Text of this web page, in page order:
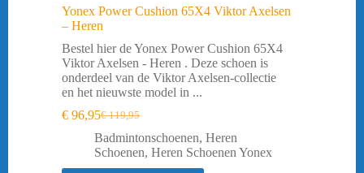
Yonex Power Cushion 65X4 Viktor Axelsen
– Heren
Bestel hier de Yonex Power Cushion 65X4
Viktor Axelsen - Heren . Deze schoen is
onderdeel van de Viktor Axelsen-collectie
en het nieuwste model in ...
€119,95
Oorspronkelijke
prijs
was:
€ 119,95.
€ 96,95Huidige
prijs
is:
€ 96,95.
Badmintonschoenen, Heren
Schoenen, Heren Schoenen Yonex